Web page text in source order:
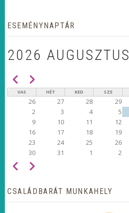
ESEMÉNYNAPTÁR
2026 AUGUSZTUS
OLDALSZÁMOZÁS
Előző Következő
VAS HÉT KED SZE
26 27 28 29
2
3 4 5
9
10 11 12
16
17 18 19
23
24 25 26
30
31 1 2
OLDALSZÁMOZÁS
Előző Következő
CSALÁDBARÁT MUNKAHELY